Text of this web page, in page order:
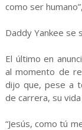
como ser
Daddy Yankee se
El último en
al momento de
dijo que, pese a
de carrera, su
“Jesús, como tú